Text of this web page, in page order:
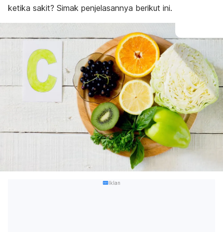
ketika sakit? Simak penjelasannya berikut ini.
Iklan